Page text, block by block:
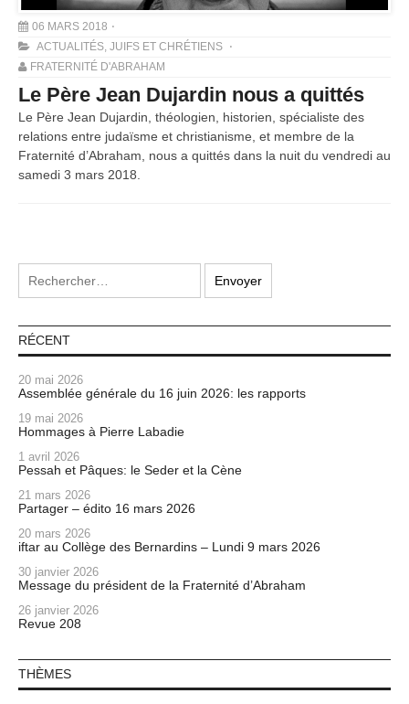
06 MARS 2018
ACTUALITÉS, JUIFS ET CHRÉTIENS
FRATERNITÉ D'ABRAHAM
Le Père Jean Dujardin nous a quittés
Le Père Jean Dujardin, théologien, historien, spécialiste des
relations entre judaïsme et christianisme, et membre de la
Fraternité d’Abraham, nous a quittés dans la nuit du vendredi au
samedi 3 mars 2018.
RÉCENT
20 mai 2026
Assemblée générale du 16 juin 2026: les rapports
19 mai 2026
Hommages à Pierre Labadie
1 avril 2026
Pessah et Pâques: le Seder et la Cène
21 mars 2026
Partager – édito 16 mars 2026
20 mars 2026
iftar au Collège des Bernardins – Lundi 9 mars 2026
30 janvier 2026
Message du président de la Fraternité d’Abraham
26 janvier 2026
Revue 208
THÈMES